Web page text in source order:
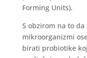
Forming Units).
S obzirom na to
mikroorganizmi
birati probiotike